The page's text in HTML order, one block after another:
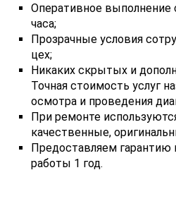
Оперативное выполнение
часа;
Прозрачные условия
цех;
Никаких скрытых и
Точная стоимость услуг
осмотра и проведения
При ремонте
качественные,
Предоставляем
работы 1 год.